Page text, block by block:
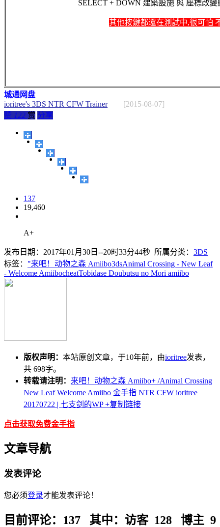
SELECT + DOWN 建築設施 與 座標改
其他按鍵都還在測試中,很可怕
城通网盘
ioritree's 3DS NTR CFW Trainer
[2015-08-07]
赞 122 赏 分享
137
19,460
A+
发布日期：2017年01月30日--20时33分44秒 所属分类： 3DS
标签： "来吧！动物之森 Amiibo3dsAnimal Crossing - New Leaf
- Welcome AmiibocheatTobidase Doubutsu no Mori amiibo
版权声明： 本站原创文章，于10年前，由ioritree发表，
共 698字。
转载请注明： 来吧！动物之森 Amiibo+ /Animal Crossing
New Leaf Welcome Amiibo 金手指 NTR CFW ioritree
20170722 | 七支剑的WP+复制链接
点击获取免费金手指
文章导航
发表评论
您必须登录才能发表评论！
目前评论：137 其中：访客 128 博主 9